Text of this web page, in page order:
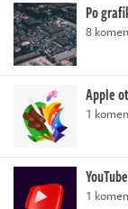
Po
8
Apple
1
1